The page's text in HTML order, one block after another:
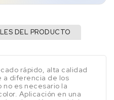
DEL PRODUCTO
rápido, alta calidad
a diferencia de los
es necesario la
Aplicación en una